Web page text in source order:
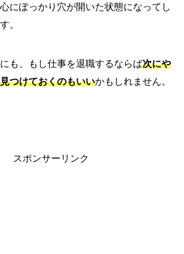
にぽっかり穴が開いた状態になってし
。
も、もし仕事を退職するならば次にや
つけておくのもいいかもしれません。
スポンサーリンク